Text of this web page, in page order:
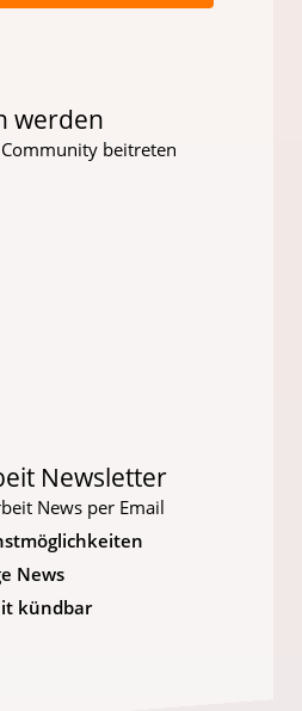
werden
beitreten
Newsletter
News per Email
News
kündbar